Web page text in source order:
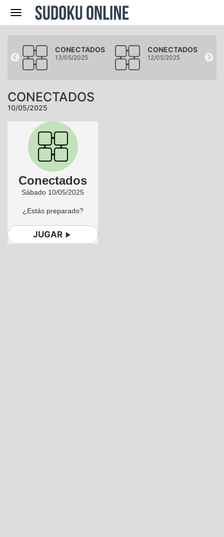
Navegación
CONECTADOS
13/05/2025
CONECTADOS
12/05/2025
CONECTADOS
10/05/2025
Conectados
Sábado 10/05/2025
¿Estás preparado?
JUGAR